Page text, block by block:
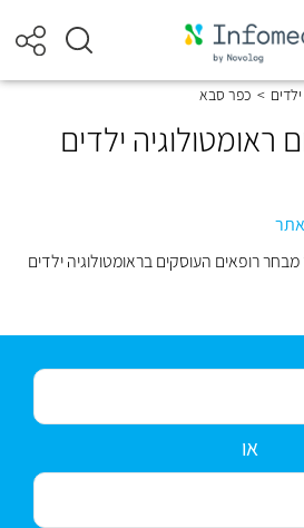
> כפר סבא
ילדים
רופאים העוסקים בראומטולוגיה ילדים
או